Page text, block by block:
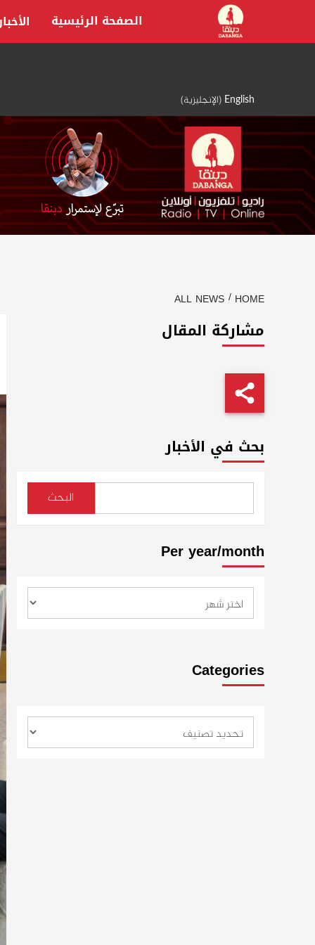
content
English
(الإنجليزية)
الصفحة الرئيسية
HOME
ALL NEWS
مشاركة المقال
بحث في الأخبار
البحث
Per year/month
Categories